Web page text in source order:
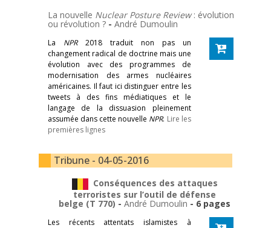
La nouvelle Nuclear Posture Review: évolution
ou révolution ? - André Dumoulin
La NPR 2018 traduit non pas un
changement radical de doctrine mais une
évolution avec des programmes de
modernisation des armes nucléaires
américaines. Il faut ici distinguer entre les
tweets à des fins médiatiques et le
langage de la dissuasion pleinement
assumée dans cette nouvelle NPR. Lire les
premières lignes
Tribune - 04-05-2016
Conséquences des attaques
terroristes sur l’outil de défense
belge (T 770) - André Dumoulin - 6 pages
Les récents attentats islamistes à